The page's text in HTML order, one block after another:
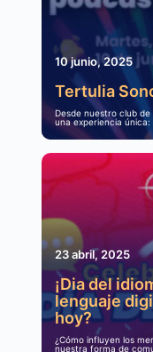
10 junio, 2025
Tertulia
Desde nuestro club
una experiencia
23 abril, 2025
¡Dia del
lenguaje
hoy?
¿Cómo influyen los
nuestra forma de